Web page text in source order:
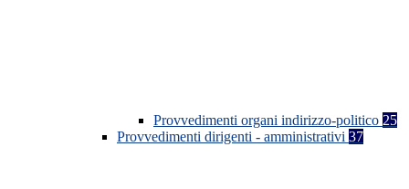
Provvedimenti organi indirizzo-politico 25
Provvedimenti dirigenti - amministrativi 37